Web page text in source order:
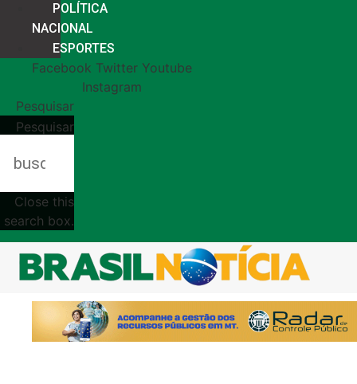
POLÍTICA
NACIONAL
ESPORTES
Facebook Twitter Youtube
Instagram
Pesquisar
Pesquisar
Close this
search box.